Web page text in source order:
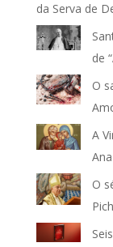
da Serva de
de
O
A
Ana
O